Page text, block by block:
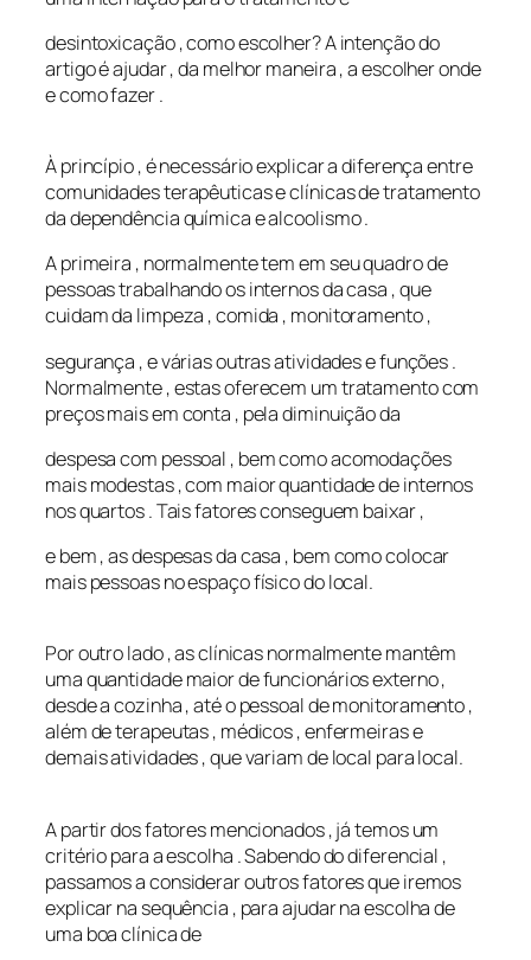
desintoxicação , como escolher? A intenção do
artigo é ajudar , da melhor maneira , a escolher onde
e como fazer .
À princípio , é necessário explicar a diferença entre
comunidades terapêuticas e clínicas de tratamento
da dependência química e alcoolismo .
A primeira , normalmente tem em seu quadro de
pessoas trabalhando os internos da casa , que
cuidam da limpeza , comida , monitoramento ,
segurança , e várias outras atividades e funções .
Normalmente , estas oferecem um tratamento com
preços mais em conta , pela diminuição da
despesa com pessoal , bem como acomodações
mais modestas , com maior quantidade de internos
nos quartos . Tais fatores conseguem baixar ,
e bem , as despesas da casa , bem como colocar
mais pessoas no espaço físico do local.
Por outro lado , as clínicas normalmente mantêm
uma quantidade maior de funcionários externo ,
desde a cozinha , até o pessoal de monitoramento ,
além de terapeutas , médicos , enfermeiras e
demais atividades , que variam de local para local.
A partir dos fatores mencionados , já temos um
critério para a escolha . Sabendo do diferencial ,
passamos a considerar outros fatores que iremos
explicar na sequência , para ajudar na escolha de
uma boa clínica de